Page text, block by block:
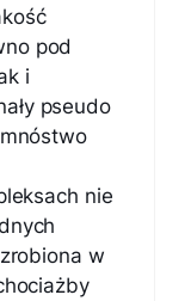
pod
i
pseudo
nie
w